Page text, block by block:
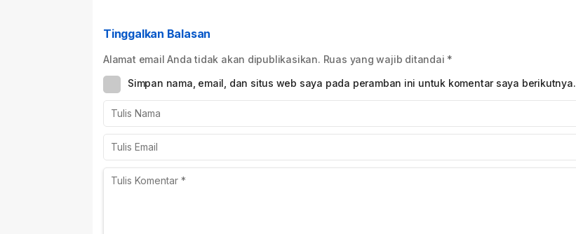
Sepihak dan Tanpa
Koordinasi
Tinggalkan Balasan
Alamat email Anda tidak akan dipublikasikan. Ruas yang wajib ditandai *
Simpan nama, email, dan situs web saya pada peramban ini untuk komentar saya berikutnya.